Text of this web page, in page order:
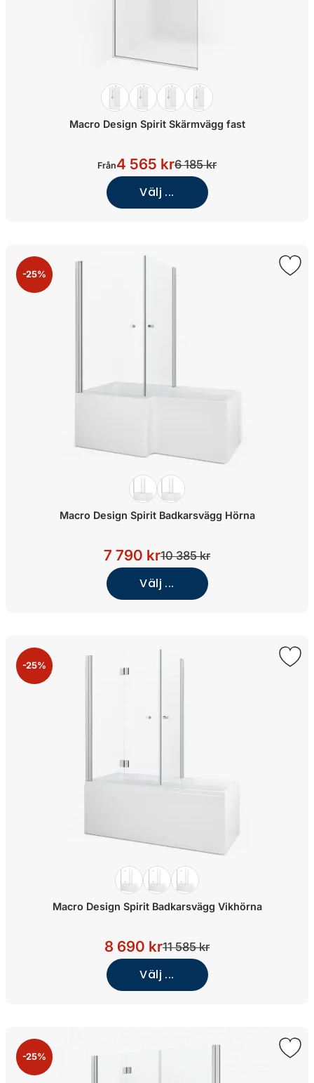
Macro Design Spirit Skärmvägg fast
Från4 565 kr6 185 kr
Välj ...
-25%
Macro Design Spirit Badkarsvägg Hörna
7 790 kr10 385 kr
Välj ...
-25%
Macro Design Spirit Badkarsvägg Vikhörna
8 690 kr11 585 kr
Välj ...
-25%